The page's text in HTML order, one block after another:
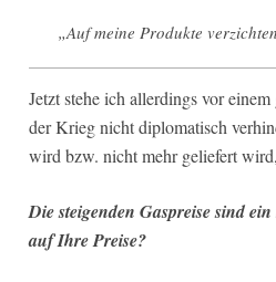
„Auf meine Produkte
Jetzt stehe ich allerdings vor
der Krieg nicht diplomatisch
wird bzw. nicht mehr geliefert
Die steigenden Gaspreise sind
auf Ihre Preise?